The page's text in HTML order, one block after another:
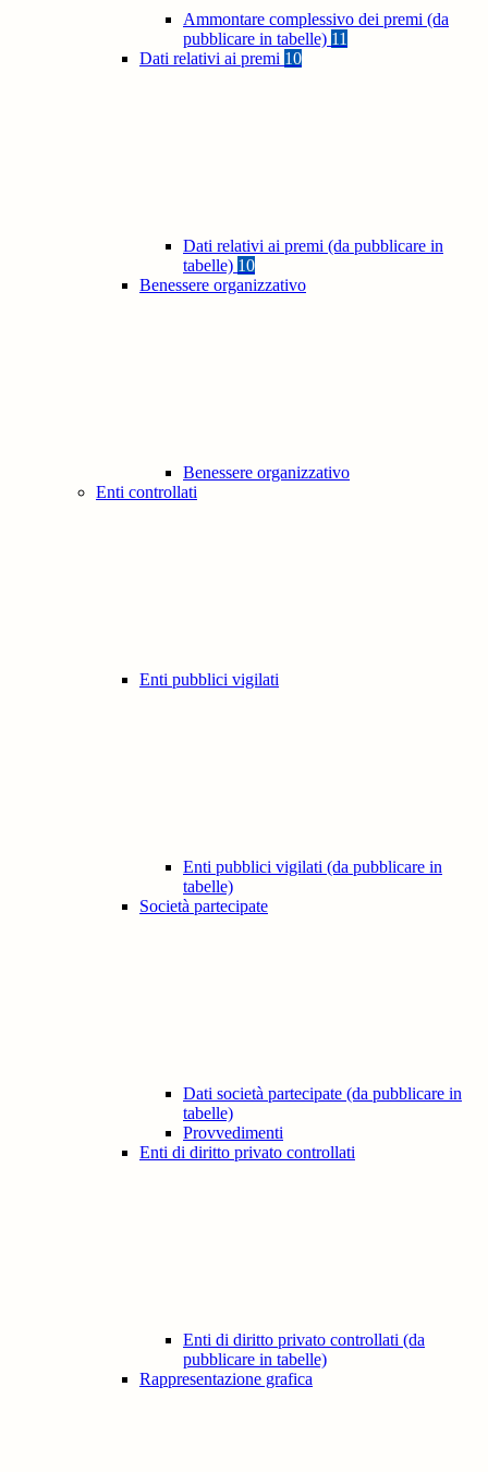
Ammontare complessivo dei premi (da
pubblicare in tabelle) 11
Dati relativi ai premi 10
Dati relativi ai premi (da pubblicare in
tabelle) 10
Benessere organizzativo
Benessere organizzativo
Enti controllati
Enti pubblici vigilati
Enti pubblici vigilati (da pubblicare in
tabelle)
Società partecipate
Dati società partecipate (da pubblicare in
tabelle)
Provvedimenti
Enti di diritto privato controllati
Enti di diritto privato controllati (da
pubblicare in tabelle)
Rappresentazione grafica